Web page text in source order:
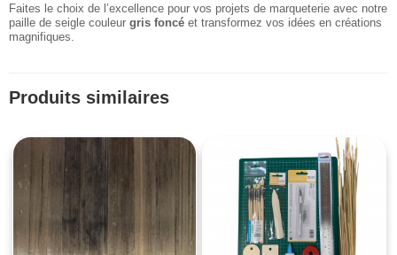
Faites le choix de l’excellence pour vos projets de marqueterie avec notre
paille de seigle couleur gris foncé et transformez vos idées en créations
magnifiques.
Produits similaires